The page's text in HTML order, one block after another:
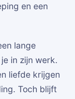
en een
lange
in zijn werk.
liefde krijgen
Toch blijft